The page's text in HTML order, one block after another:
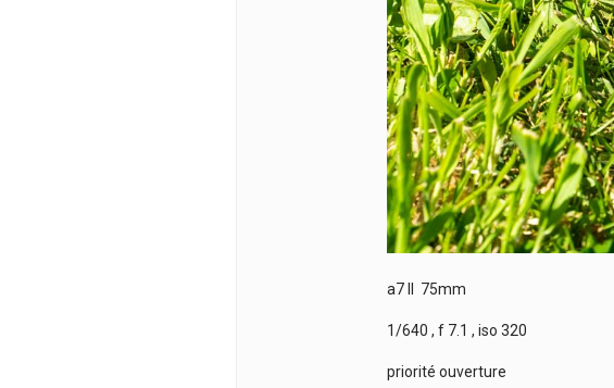
a7 II 75mm
1/640 , f 7.1 , iso 320
priorité ouverture